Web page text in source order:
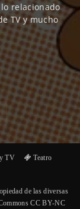
relacionado
TV y mucho
TV
Teatro
de las diversas
CC BY-NC